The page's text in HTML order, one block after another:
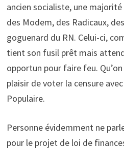
ancien socialiste, une
des Modem, des Radicaux,
goguenard du RN. Celui-ci,
tient son fusil prêt mais
opportun pour faire feu.
plaisir de voter la censure
Populaire.
Personne évidemment ne
pour le projet de loi de